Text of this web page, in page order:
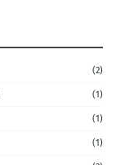
(2)
(1)
(1)
(1)